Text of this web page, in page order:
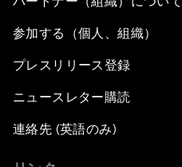
参加する（個人、組織）
プレスリリース登録
ニュースレター購読
連絡先 (英語のみ)